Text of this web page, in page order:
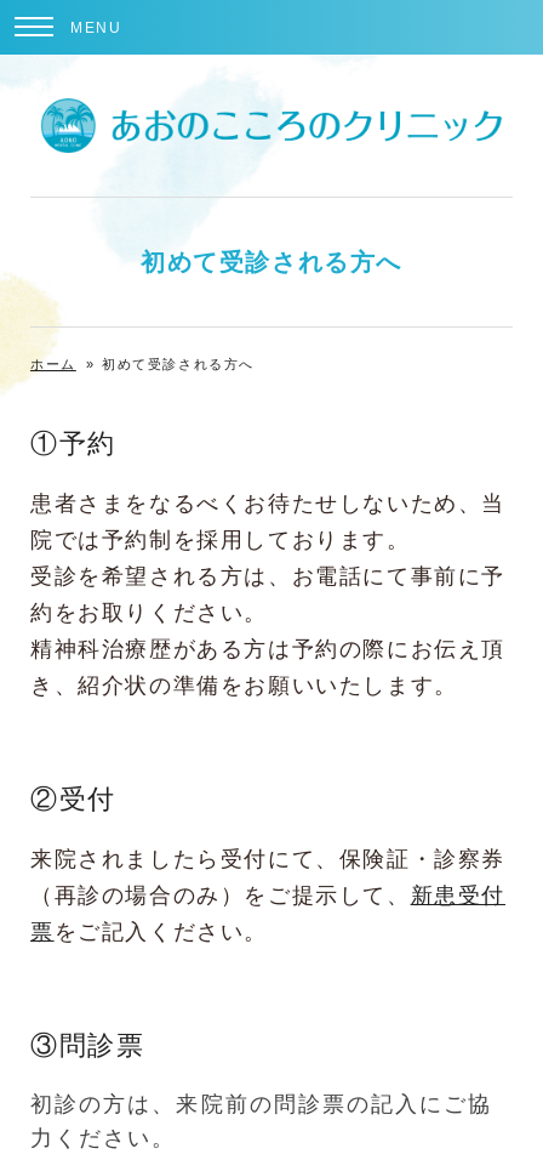
MENU
初めて受診される方へ
ホーム » 初めて受診される方へ
①予約
患者さまをなるべくお待たせしないため、当
院では予約制を採用しております。
受診を希望される方は、お電話にて事前に予
約をお取りください。
精神科治療歴がある方は予約の際にお伝え頂
き、紹介状の準備をお願いいたします。
②受付
来院されましたら受付にて、保険証・診察券
（再診の場合のみ）をご提示して、 新患受付
票 をご記入ください。
③問診票
初診の方は、来院前の問診票の記入にご協
力ください。